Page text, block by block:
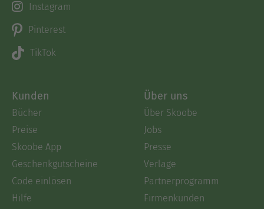
Instagram
Pinterest
TikTok
Kunden
Bücher
Preise
Skoobe App
Geschenkgutscheine
Code einlösen
Hilfe
Über uns
Über Skoobe
Jobs
Presse
Verlage
Partnerprogramm
Firmenkunden